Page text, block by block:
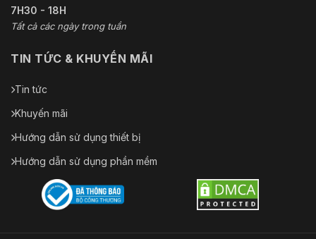
Trình
bản trước đó
trước đó
Phần
mềm
hàng di
iOS; Android
Chứng
7H30 - 18H
Tất cả các ngày trong tuần
TIN TỨC & KHUYẾN MÃI
Tin tức
Khuyến mãi
Hướng dẫn sử dụng thiết bị
Hướng dẫn sử dụng phần mềm